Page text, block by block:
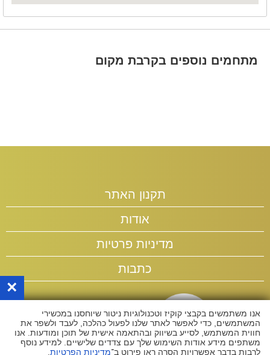
מתחמים נוספים בקרבת מקום
תקנון האתר
אודות
מדיניות פרטיות
כתבות
×
אנו משתמשים בקבצי קוקיז וטכנולוגיות ניטור שיוחסנו במכשירי
המשתמשים, כדי לאפשר לאתר שלנו לפעול כהלכה, לעבד ולשפר את
חווית המשתמש, לסייע בשיווק ובהתאמה אישית של תוכן ומודעות. אנו
משתפים מידע אודות השימוש שלך עם צדדים שלישיים. למידע נוסף
לרבות בדבר אפשרויות הסרה ראו פירוט ב־מדיניות הפרטיות